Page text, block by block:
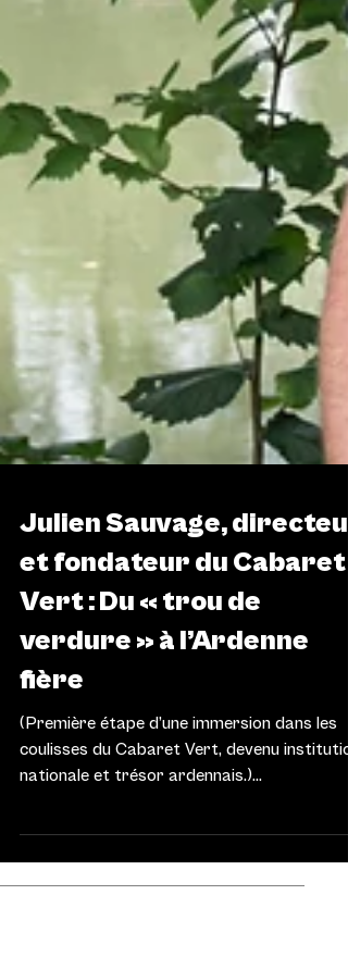
ARTS & SCÈNES
Julien Sauvage, directeur
et fondateur du Cabaret
Vert : Du « trou de
verdure » à l’Ardenne
fière
(Première étape d’une immersion dans les
nationale et trésor ardennais.)...